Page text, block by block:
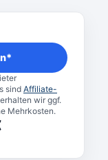
36,65 €.
sind Affiliate-
wir ggf.
Mehrkosten.